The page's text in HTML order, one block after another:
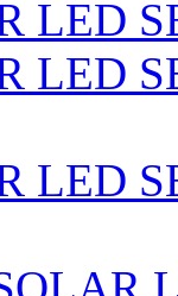
LED
LED
LED